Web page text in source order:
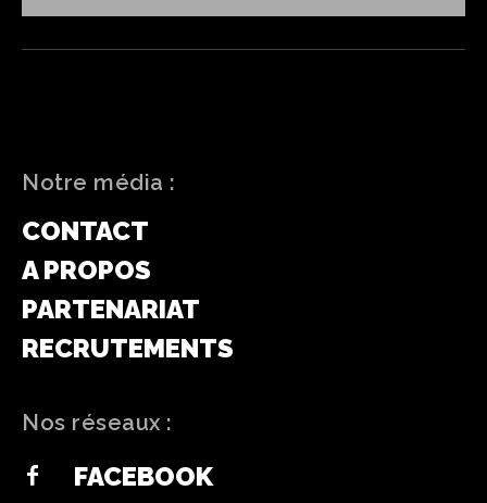
Notre média :
CONTACT
A PROPOS
PARTENARIAT
RECRUTEMENTS
Nos réseaux :
FACEBOOK